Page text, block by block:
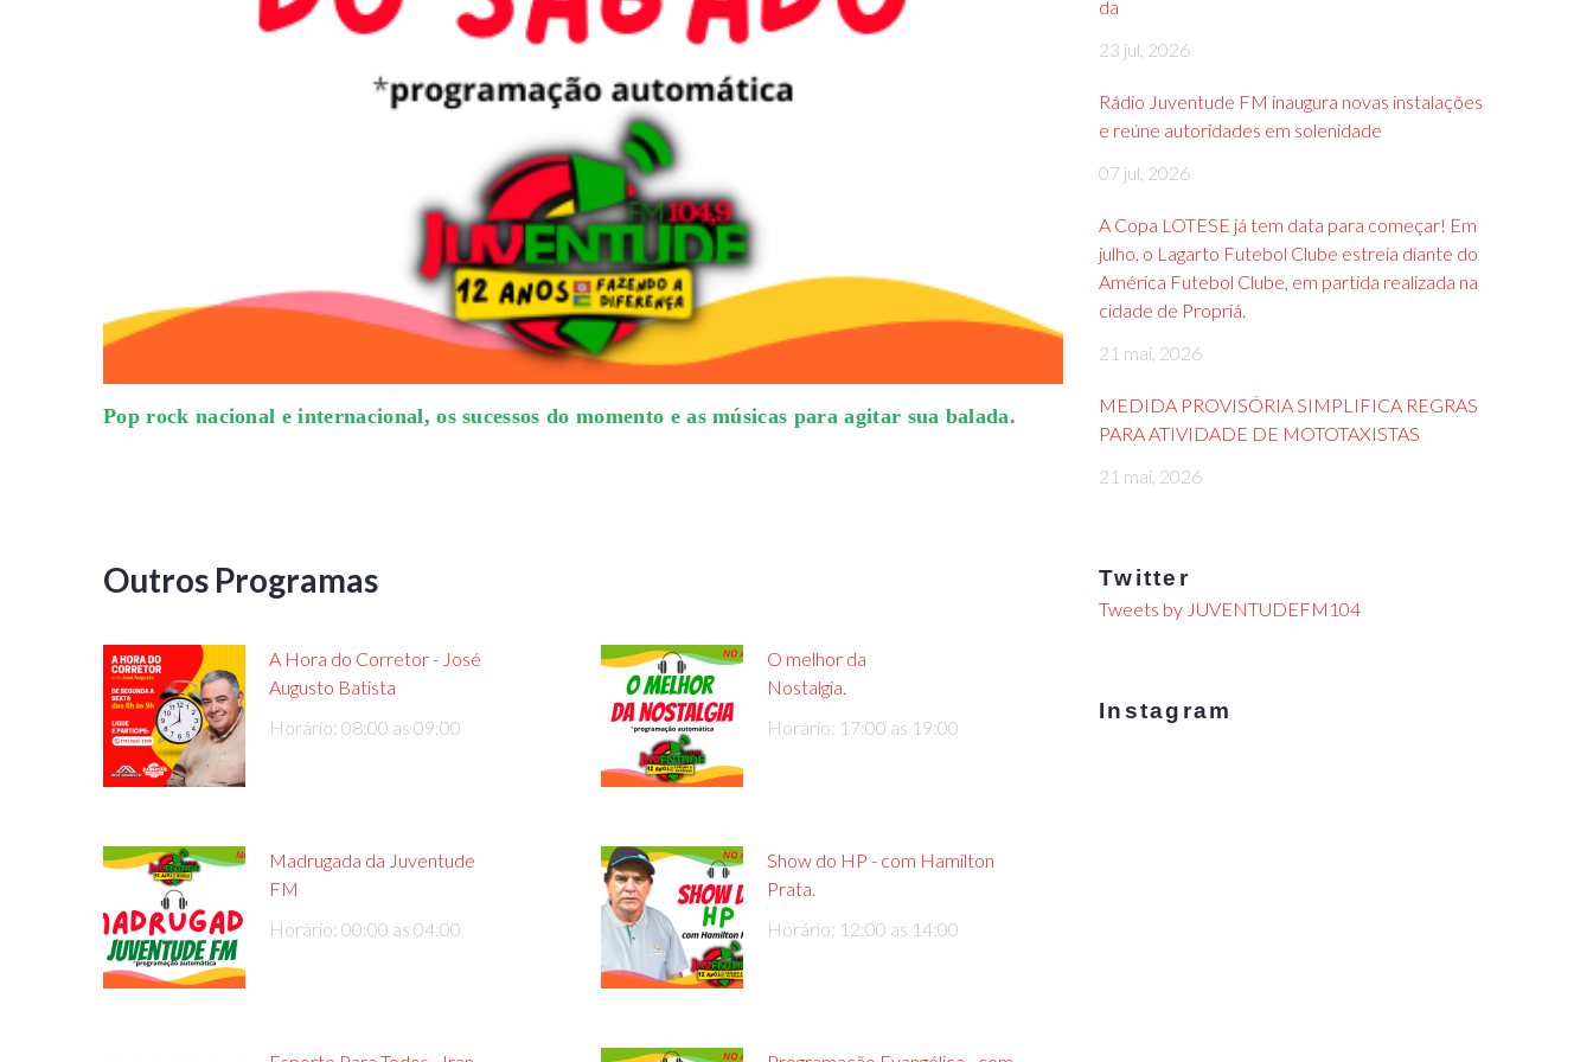
Pop rock nacional e internacional, os sucessos do momento e as músicas para agitar sua balada.
Outros Programas
A Hora do Corretor - José
Augusto Batista
Horário: 08:00 as 09:00
O melhor da
Nostalgia.
Horário: 17:00 as 19:00
Madrugada da Juventude
FM
Horário: 00:00 as 04:00
Show do HP - com Hamilton
Prata.
Horário: 12:00 as 14:00
da
23 jul, 2026
Rádio Juventude FM inaugura novas instalações
e reúne autoridades em solenidade
07 jul, 2026
A Copa LOTESE já tem data para começar! Em
julho, o Lagarto Futebol Clube estreia diante do
América Futebol Clube, em partida realizada na
cidade de Propriá.
21 mai, 2026
MEDIDA PROVISÓRIA SIMPLIFICA REGRAS
PARA ATIVIDADE DE MOTOTAXISTAS
21 mai, 2026
Twitter
Tweets by JUVENTUDEFM104
Instagram